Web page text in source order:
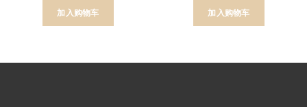
加入购物车 加入购物车